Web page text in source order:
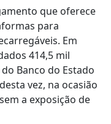
que oferece
para
Em
414,5 mil
Banco do Estado
vez, na ocasião
a exposição de